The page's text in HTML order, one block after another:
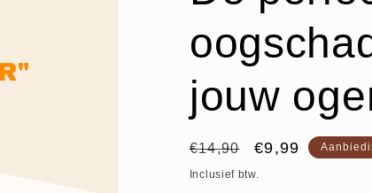
jouw
Normale
prijs
€14,90 €9,99
Inclusief btw.